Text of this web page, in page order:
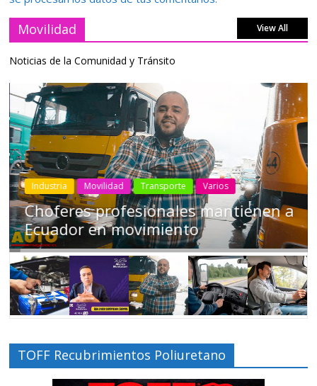
Movilidad View All
Noticias de la Comunidad y Tránsito
Industria Movilidad Transporte Varios
Choferes profesionales mantienen a
Ecuador en movimiento
TOFF Recubrimientos Poliuretano